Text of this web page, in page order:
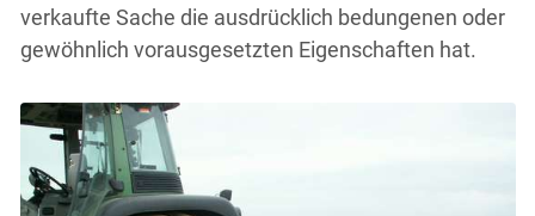
verkaufte Sache die ausdrücklich bedungenen oder
gewöhnlich vorausgesetzten Eigenschaften hat.